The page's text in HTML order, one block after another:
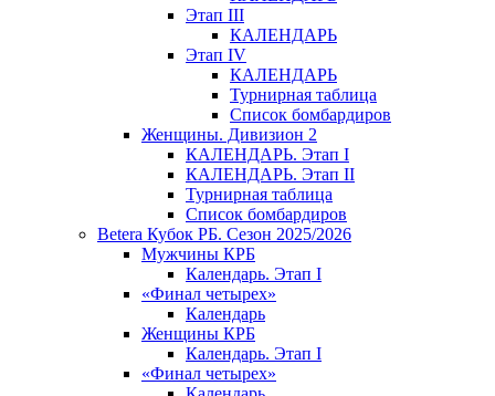
Этап III
КАЛЕНДАРЬ
Этап IV
КАЛЕНДАРЬ
Турнирная таблица
Список бомбардиров
Женщины. Дивизион 2
КАЛЕНДАРЬ. Этап I
КАЛЕНДАРЬ. Этап II
Турнирная таблица
Список бомбардиров
Betera Кубок РБ. Сезон 2025/2026
Мужчины КРБ
Календарь. Этап I
«Финал четырех»
Календарь
Женщины КРБ
Календарь. Этап I
«Финал четырех»